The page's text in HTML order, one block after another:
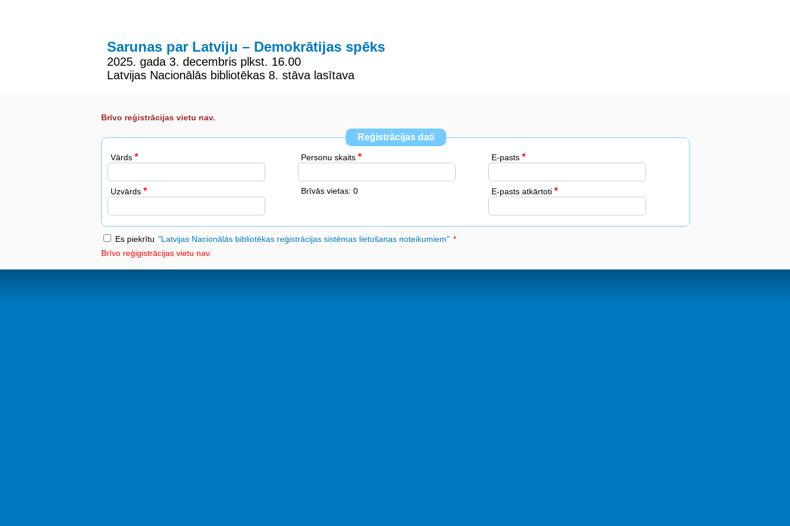
Sarunas par Latviju – Demokrātijas spēks
2025. gada 3. decembris plkst. 16.00
Latvijas Nacionālās bibliotēkas 8. stāva lasītava
Brīvo reģistrācijas vietu nav.
Reģistrācijas dati
Vārds
Uzvārds
Personu skaits
Brīvās vietas: 0
E-pasts
E-pasts atkārtoti
Es piekrītu "Latvijas Nacionālās bibliotēkas reģistrācijas sistēmas lietošanas noteikumiem" *
Brīvo reģigistrācijas vietu nav.